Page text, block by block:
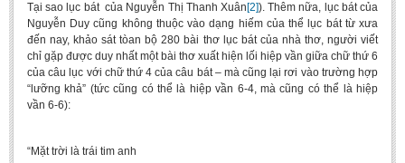
Tại sao lục bát của Nguyễn Thị Thanh Xuân[2]). Thêm nữa, lục bát của
Nguyễn Duy cũng không thuộc vào dạng hiếm của thể lục bát từ xưa
đến nay, khảo sát tòan bộ 280 bài thơ lục bát của nhà thơ, người viết
chỉ gặp được duy nhất một bài thơ xuất hiện lối hiệp vần giữa chữ thứ 6
của câu lục với chữ thứ 4 của câu bát – mà cũng lại rơi vào trường hợp
“lưỡng khả” (tức cũng có thể là hiệp vần 6-4, mà cũng có thể là hiệp
vần 6-6):
“Mặt trời là trái tim anh